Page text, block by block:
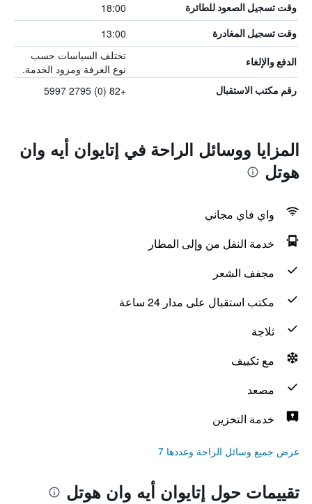
وقت تسجيل الصعود للطائرة 18:00
وقت تسجيل المغادرة 13:00
الدفع والإلغاء
تختلف السياسات حسب
نوع الغرفة ومزود الخدمة.
رقم مكتب الاستقبال +82 (0) 2795 5997
المزايا ووسائل الراحة في إتايوان أيه وان
هوتل
واي فاي مجاني
خدمة النقل من وإلى المطار
مجفف الشعر
مكتب استقبال على مدار 24 ساعة
ثلاجة
مع تكييف
مصعد
خدمة التخزين
عرض جميع وسائل الراحة وعددها 7
تقييمات حول إتايوان أيه وان هوتل